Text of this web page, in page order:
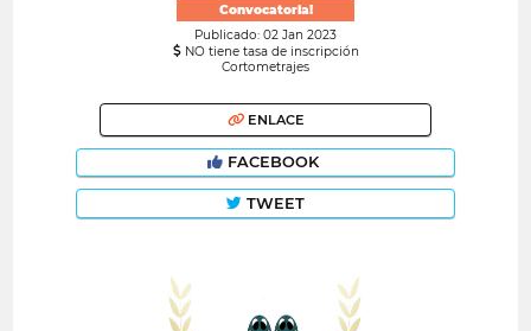
Convocatoria!
Publicado: 02 Jan 2023
NO tiene tasa de inscripción
Cortometrajes
ENLACE
FACEBOOK
TWEET